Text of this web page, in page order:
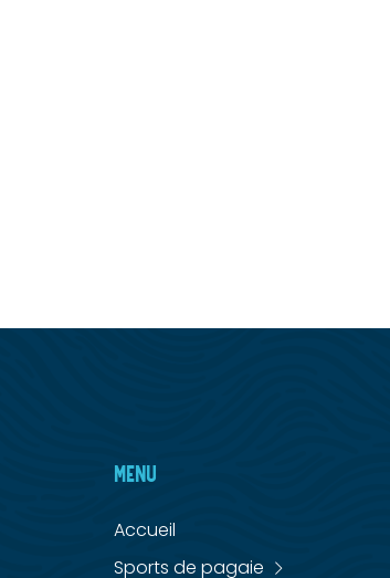
MENU
Accueil
Sports de pagaie